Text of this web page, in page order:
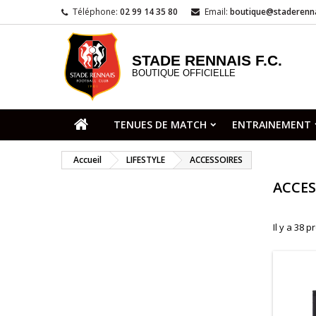
Téléphone: 02 99 14 35 80 Email:
STADE RENNAIS F.C.
BOUTIQUE OFFICIELLE
TENUES DE MATCH ENTRAINEMENT
Accueil LIFESTYLE ACCESSOIRES
Il y a 38